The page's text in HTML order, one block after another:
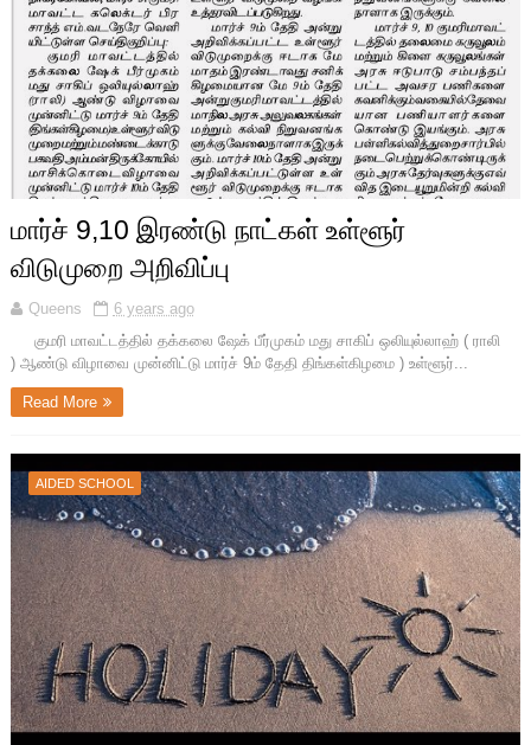
மார்ச் 9,10 இரண்டு நாட்கள் உள்ளூர்
விடுமுறை அறிவிப்பு
Queens
6 years ago
குமரி மாவட்டத்தில் தக்கலை ஷேக் பீர்முகம் மது சாகிப் ஒலியுல்லாஹ் ( ராலி
) ஆண்டு விழாவை முன்னிட்டு மார்ச் 9ம் தேதி திங்கள்கிழமை ) உள்ளூர்...
Read More
AIDED SCHOOL